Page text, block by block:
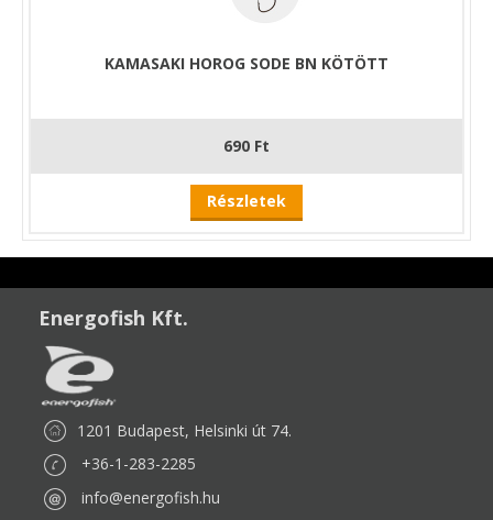
KAMASAKI HOROG SODE BN KÖTÖTT
690 Ft
Részletek
Energofish Kft.
1201 Budapest, Helsinki út 74.
+36-1-283-2285
info@energofish.hu